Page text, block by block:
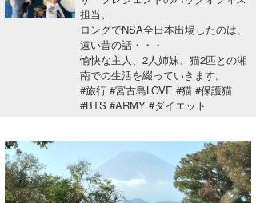
WAVE HUNTER波予想ツール
サーフィンエリアガイド
会員メニュー
今月のプレゼント
担当。
ロングでNSA全日本出場したのは、
遠い昔の話・・・
愉快な主人、2人姉妹、猫2匹との湘
南での生活を綴っていきます。
#旅行 #宮古島LOVE #猫 #保護猫
#BTS #ARMY #ダイエット
アート＆エンタメ
ショップ情報
ショップ情報
湘南
ウラナミ
お知らせ